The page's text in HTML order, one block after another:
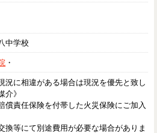
中学校
・
況に相違がある場合は現況を優先と致し
》
償責任保険を付帯した火災保険にご加入
換等にて別途費用が必要な場合がありま